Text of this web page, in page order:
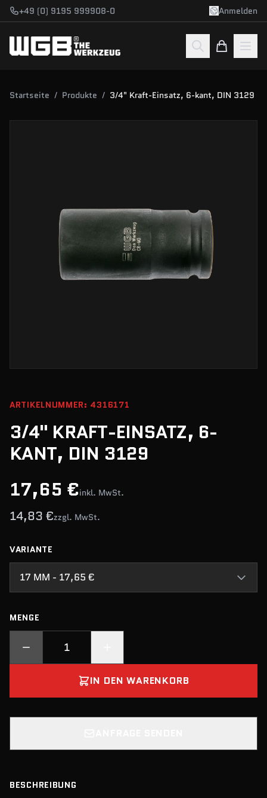
Zum Hauptinhalt springen
+49 (0) 9195 999908-0 Anmelden
Startseite / Produkte / 3/4" Kraft-Einsatz, 6-kant, DIN 3129
ARTIKELNUMMER: 4316171
3/4" KRAFT-EINSATZ, 6-
KANT, DIN 3129
17,65 €inkl. MwSt.
14,83 €zzgl. MwSt.
VARIANTE
17 MM - 17,65 €
MENGE
IN DEN WARENKORB
BESCHREIBUNG